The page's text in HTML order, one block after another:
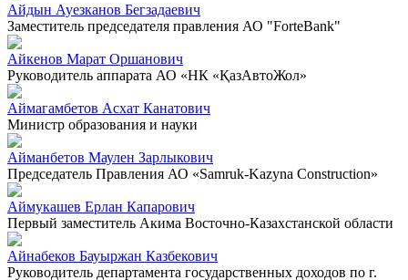
Айдын Ауезканов Бегзадаевич
Заместитель председателя правления АО "ForteBank"
Айкенов Марат Оршанович
Руководитель аппарата АО «НК «ҚазАвтоЖол»
Аймагамбетов Асхат Канатович
Министр образования и науки
Айманбетов Маулен Зарлыкович
Председатель Правления АО «Samruk-Kazyna Construction»
Аймукашев Ерлан Капарович
Первый заместитель Акима Восточно-Казахстанской области
Айнабеков Бауыржан Казбекович
Руководитель департамента государственных доходов по г.